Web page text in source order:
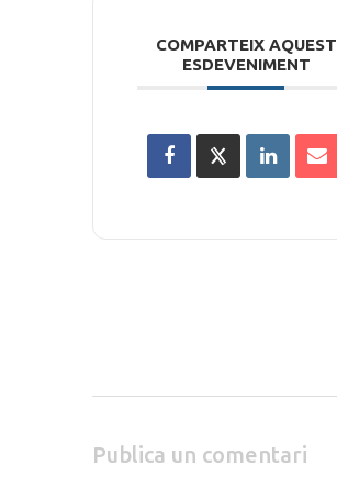
COMPARTEIX AQUEST
ESDEVENIMENT
Publica un comentari